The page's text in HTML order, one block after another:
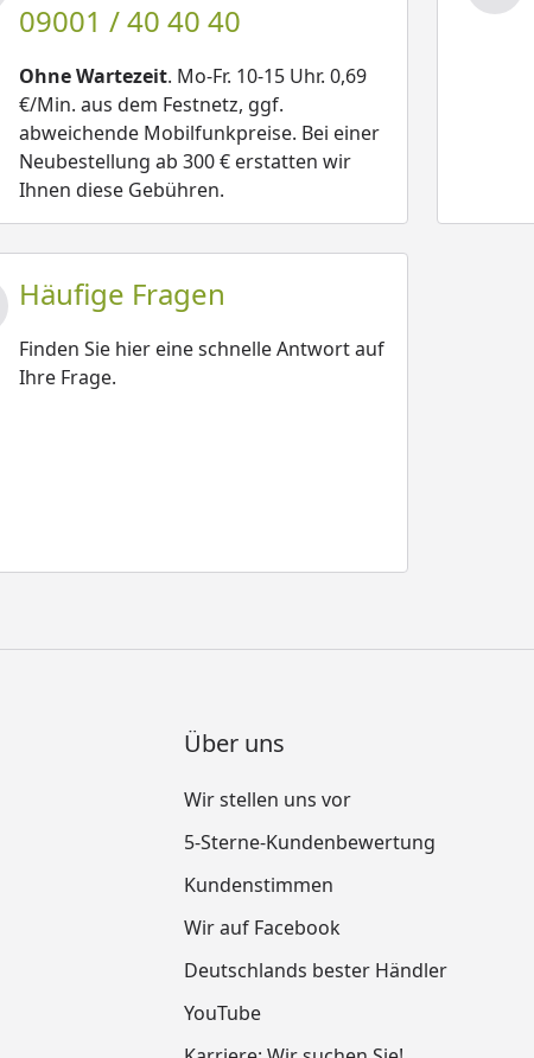
09001 / 40 40 40
Ohne Wartezeit. Mo-Fr. 10-15 Uhr. 0,69
€/Min. aus dem Festnetz, ggf.
abweichende Mobilfunkpreise. Bei einer
Neubestellung ab 300 € erstatten wir
Ihnen diese Gebühren.
Häufige Fragen
Finden Sie hier eine schnelle Antwort auf
Ihre Frage.
Über uns
Wir stellen uns vor
5-Sterne-Kundenbewertung
Kundenstimmen
Wir auf Facebook
Deutschlands bester Händler
YouTube